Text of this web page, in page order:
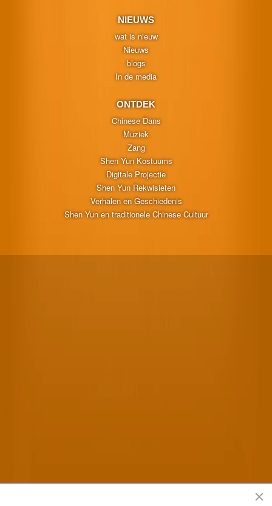
NIEUWS
wat is nieuw
Nieuws
blogs
In de media
ONTDEK
Chinese Dans
Muziek
Zang
Shen Yun Kostuums
Digitale Projectie
Shen Yun Rekwisieten
Verhalen en Geschiedenis
Shen Yun en traditionele Chinese Cultuur